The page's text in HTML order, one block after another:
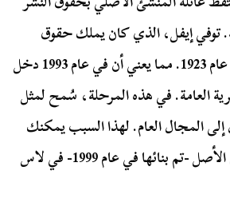
وفاته. توفي إيفل، الذي كان يملك حقوق
الطبع والنشر للبرج في عام 1923. مما يعني أن في عام 1993 دخل
العامة. في هذه المرحلة، سُمح لمثل
إلى المجال العام. لهذا السبب يمكنك
العثور على نسخة طبق الأصل -تم بنائها في عام 1999- في لاس